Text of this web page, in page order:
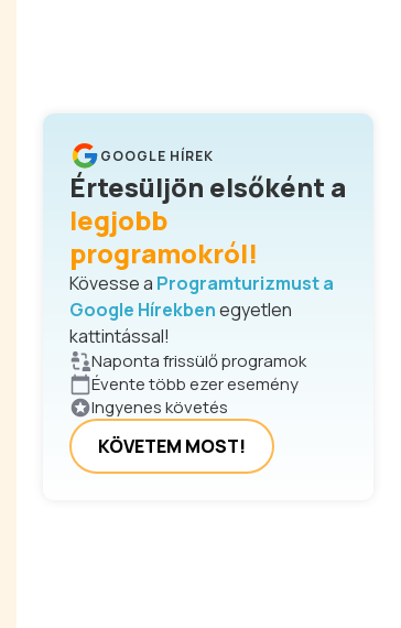
GOOGLE HÍREK
Értesüljön elsőként a
legjobb
programokról!
Kövesse a Programturizmust a
Google Hírekbenegyetlen
kattintással!
Naponta frissülő programok
Évente több ezer esemény
Ingyenes követés
KÖVETEM MOST!